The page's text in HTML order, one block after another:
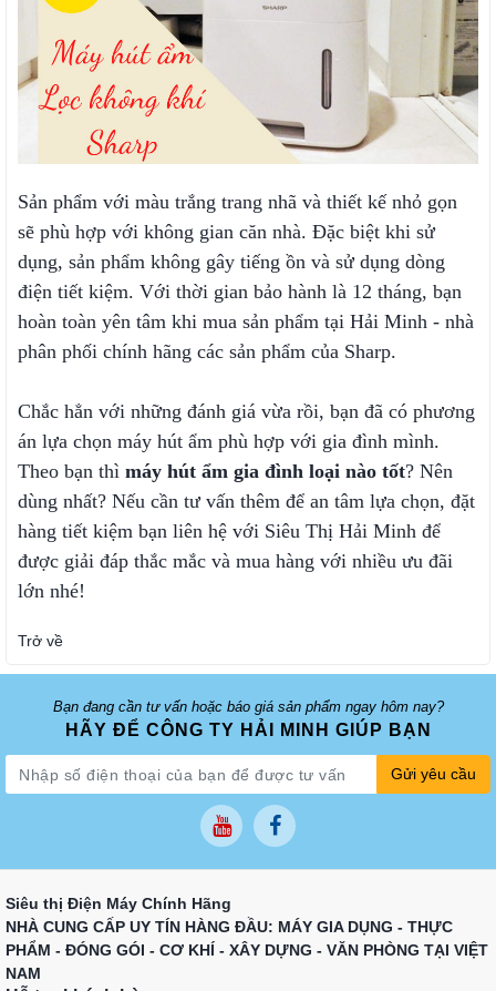
Sản phẩm với màu trắng trang nhã và thiết kế nhỏ gọn
sẽ phù hợp với không gian căn nhà. Đặc biệt khi sử
dụng, sản phẩm không gây tiếng ồn và sử dụng dòng
điện tiết kiệm. Với thời gian bảo hành là 12 tháng, bạn
hoàn toàn yên tâm khi mua sản phẩm tại Hải Minh - nhà
phân phối chính hãng các sản phẩm của Sharp.
Chắc hẳn với những đánh giá vừa rồi, bạn đã có phương
án lựa chọn máy hút ẩm phù hợp với gia đình mình.
Theo bạn thì máy hút ẩm gia đình loại nào tốt? Nên
dùng nhất? Nếu cần tư vấn thêm để an tâm lựa chọn, đặt
hàng tiết kiệm bạn liên hệ với Siêu Thị Hải Minh để
được giải đáp thắc mắc và mua hàng với nhiều ưu đãi
lớn nhé!
Trở về
Bạn đang cần tư vấn hoặc báo giá sản phẩm ngay hôm nay?
HÃY ĐỂ CÔNG TY HẢI MINH GIÚP BẠN
Gửi yêu cầu
Siêu thị Điện Máy Chính Hãng
NHÀ CUNG CẤP UY TÍN HÀNG ĐẦU: MÁY GIA DỤNG - THỰC
PHẨM - ĐÓNG GÓI - CƠ KHÍ - XÂY DỰNG - VĂN PHÒNG TẠI VIỆT
NAM